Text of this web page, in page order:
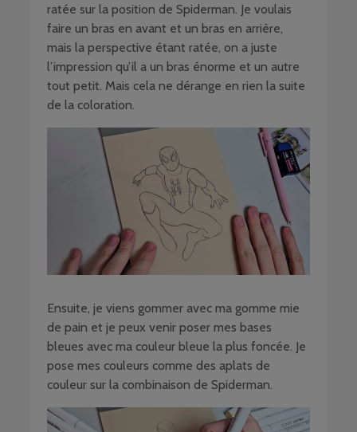
ratée sur la position de Spiderman. Je voulais
faire un bras en avant et un bras en arrière,
mais la perspective étant ratée, on a juste
l’impression qu’il a un bras énorme et un autre
tout petit. Mais cela ne dérange en rien la suite
de la coloration.
Ensuite, je viens gommer avec ma gomme mie
de pain et je peux venir poser mes bases
bleues avec ma couleur bleue la plus foncée. Je
pose mes couleurs comme des aplats de
couleur sur la combinaison de Spiderman.